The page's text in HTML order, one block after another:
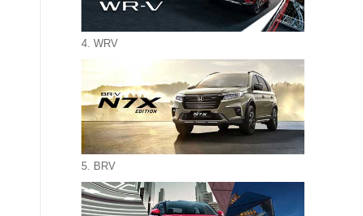
4. WRV
5. BRV